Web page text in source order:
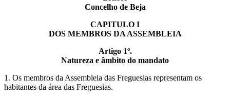
Concelho de Beja
CAPITULO I
DOS MEMBROS DA ASSEMBLEIA
Artigo 1º.
Natureza e âmbito do mandato
1. Os membros da Assembleia das Freguesias representam os
habitantes da área das Freguesias.